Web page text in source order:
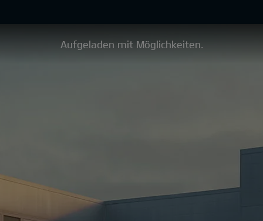
Aufgeladen mit Möglichkeiten.